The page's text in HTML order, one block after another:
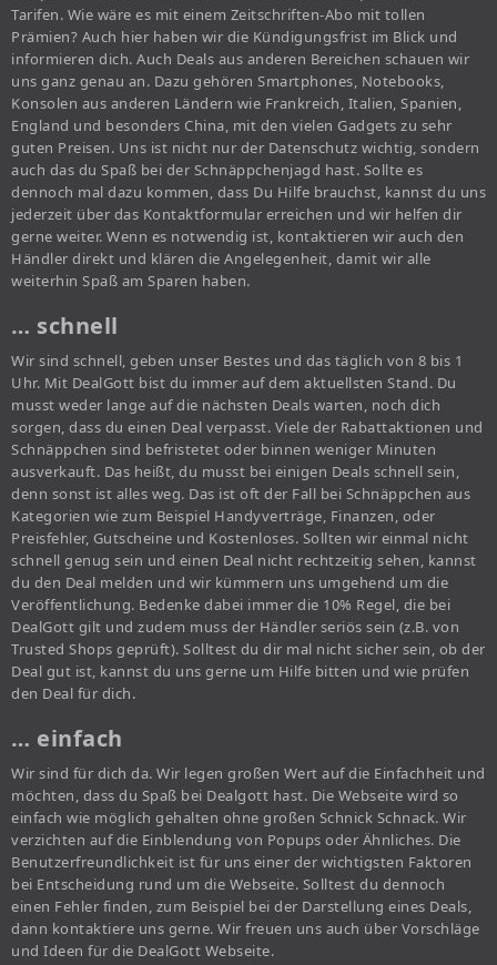
Tarifen. Wie wäre es mit einem Zeitschriften-Abo mit tollen
Prämien? Auch hier haben wir die Kündigungsfrist im Blick und
informieren dich. Auch Deals aus anderen Bereichen schauen wir
uns ganz genau an. Dazu gehören Smartphones, Notebooks,
Konsolen aus anderen Ländern wie Frankreich, Italien, Spanien,
England und besonders China, mit den vielen Gadgets zu sehr
guten Preisen. Uns ist nicht nur der Datenschutz wichtig, sondern
auch das du Spaß bei der Schnäppchenjagd hast. Sollte es
dennoch mal dazu kommen, dass Du Hilfe brauchst, kannst du uns
jederzeit über das Kontaktformular erreichen und wir helfen dir
gerne weiter. Wenn es notwendig ist, kontaktieren wir auch den
Händler direkt und klären die Angelegenheit, damit wir alle
weiterhin Spaß am Sparen haben.
… schnell
Wir sind schnell, geben unser Bestes und das täglich von 8 bis 1
Uhr. Mit DealGott bist du immer auf dem aktuellsten Stand. Du
musst weder lange auf die nächsten Deals warten, noch dich
sorgen, dass du einen Deal verpasst. Viele der Rabattaktionen und
Schnäppchen sind befristetet oder binnen weniger Minuten
ausverkauft. Das heißt, du musst bei einigen Deals schnell sein,
denn sonst ist alles weg. Das ist oft der Fall bei Schnäppchen aus
Kategorien wie zum Beispiel Handyverträge, Finanzen, oder
Preisfehler, Gutscheine und Kostenloses. Sollten wir einmal nicht
schnell genug sein und einen Deal nicht rechtzeitig sehen, kannst
du den Deal melden und wir kümmern uns umgehend um die
Veröffentlichung. Bedenke dabei immer die 10% Regel, die bei
DealGott gilt und zudem muss der Händler seriös sein (z.B. von
Trusted Shops geprüft). Solltest du dir mal nicht sicher sein, ob der
Deal gut ist, kannst du uns gerne um Hilfe bitten und wie prüfen
den Deal für dich.
… einfach
Wir sind für dich da. Wir legen großen Wert auf die Einfachheit und
möchten, dass du Spaß bei Dealgott hast. Die Webseite wird so
einfach wie möglich gehalten ohne großen Schnick Schnack. Wir
verzichten auf die Einblendung von Popups oder Ähnliches. Die
Benutzerfreundlichkeit ist für uns einer der wichtigsten Faktoren
bei Entscheidung rund um die Webseite. Solltest du dennoch
einen Fehler finden, zum Beispiel bei der Darstellung eines Deals,
dann kontaktiere uns gerne. Wir freuen uns auch über Vorschläge
und Ideen für die DealGott Webseite.